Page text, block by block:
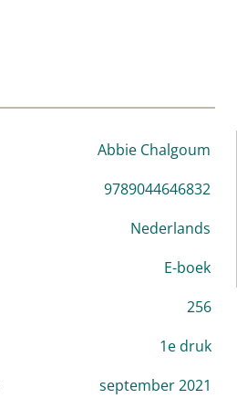
Jan van Mersbergen
Abbie Chalgoum
9789044646832
Nederlands
E-boek
256
1e druk
september 2021